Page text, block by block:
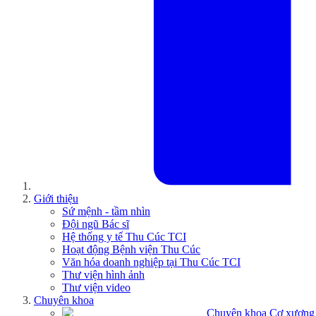
Giới thiệu
Sứ mệnh - tầm nhìn
Đội ngũ Bác sĩ
Hệ thống y tế Thu Cúc TCI
Hoạt động Bệnh viện Thu Cúc
Văn hóa doanh nghiệp tại Thu Cúc TCI
Thư viện hình ảnh
Thư viện video
Chuyên khoa
Chuyên khoa Cơ